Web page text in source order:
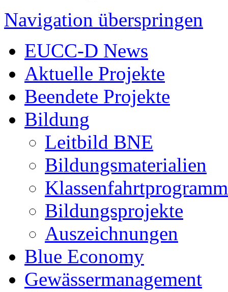
Navigation überspringen
EUCC-D News
Aktuelle Projekte
Beendete Projekte
Bildung
Leitbild BNE
Bildungsmaterialien
Klassenfahrtprogramm
Bildungsprojekte
Auszeichnungen
Blue Economy
Gewässermanagement